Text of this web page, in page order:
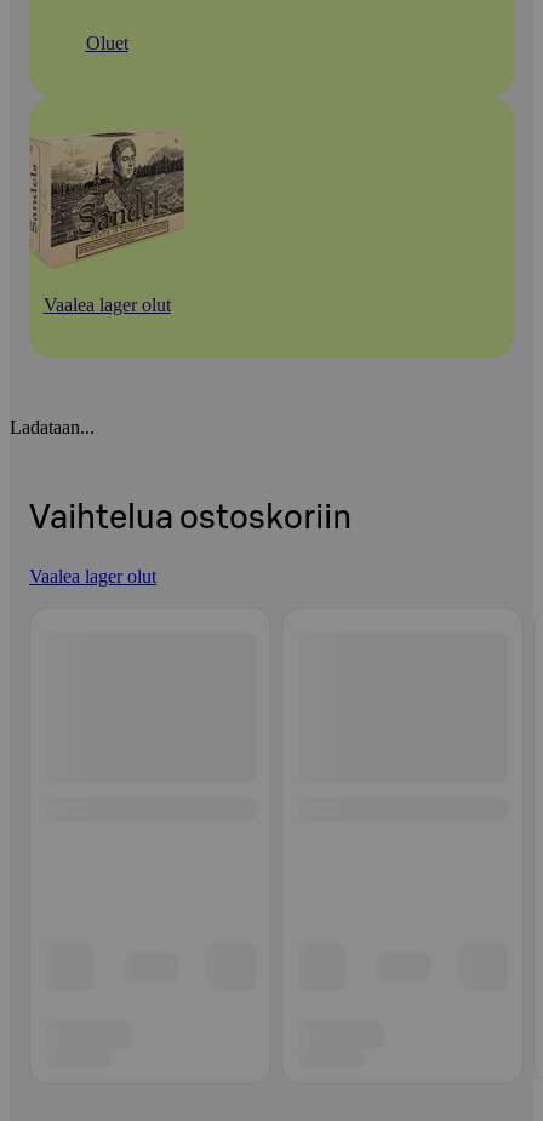
Oluet
Vaalea lager olut
Ladataan...
Vaihtelua ostoskoriin
Vaalea lager olut